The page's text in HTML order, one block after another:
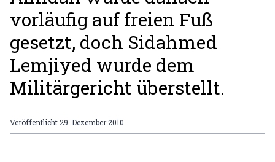
vorläufig auf freien Fuß
gesetzt, doch Sidahmed
Lemjiyed wurde dem
Militärgericht überstellt.
Veröffentlicht29. Dezember 2010